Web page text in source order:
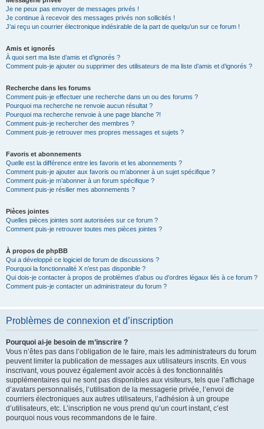
Je ne peux pas envoyer de messages privés !
Je continue à recevoir des messages privés non sollicités !
J’ai reçu un courrier électronique indésirable de la part de quelqu’un sur ce forum !
Amis et ignorés
À quoi sert ma liste d’amis et d’ignorés ?
Comment puis-je ajouter ou supprimer des utilisateurs de ma liste d’amis et d’ignorés ?
Recherche dans les forums
Comment puis-je effectuer une recherche dans un ou des forums ?
Pourquoi ma recherche ne renvoie aucun résultat ?
Pourquoi ma recherche renvoie à une page blanche ?!
Comment puis-je rechercher des membres ?
Comment puis-je retrouver mes propres messages et sujets ?
Favoris et abonnements
Quelle est la différence entre les favoris et les abonnements ?
Comment puis-je ajouter aux favoris ou m’abonner à un sujet spécifique ?
Comment puis-je m’abonner à un forum spécifique ?
Comment puis-je résilier mes abonnements ?
Pièces jointes
Quelles pièces jointes sont autorisées sur ce forum ?
Comment puis-je retrouver toutes mes pièces jointes ?
À propos de phpBB
Qui a développé ce logiciel de forum de discussions ?
Pourquoi la fonctionnalité X n’est pas disponible ?
Qui dois-je contacter à propos de problèmes d’abus ou d’ordres légaux liés à ce forum ?
Comment puis-je contacter un administrateur du forum ?
Problèmes de connexion et d’inscription
Pourquoi ai-je besoin de m’inscrire ?
Vous n’êtes pas dans l’obligation de le faire, mais les administrateurs du forum
peuvent limiter la publication de messages aux utilisateurs inscrits. En vous
inscrivant, vous pouvez également avoir accès à des fonctionnalités
supplémentaires qui ne sont pas disponibles aux visiteurs, tels que l’affichage
d’avatars personnalisés, l’utilisation de la messagerie privée, l’envoi de
courriers électroniques aux autres utilisateurs, l’adhésion à un groupe
d’utilisateurs, etc. L’inscription ne vous prend qu’un court instant, c’est
pourquoi nous vous recommandons de le faire.